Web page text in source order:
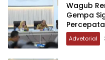
Wagub
Gempa
Advetorial